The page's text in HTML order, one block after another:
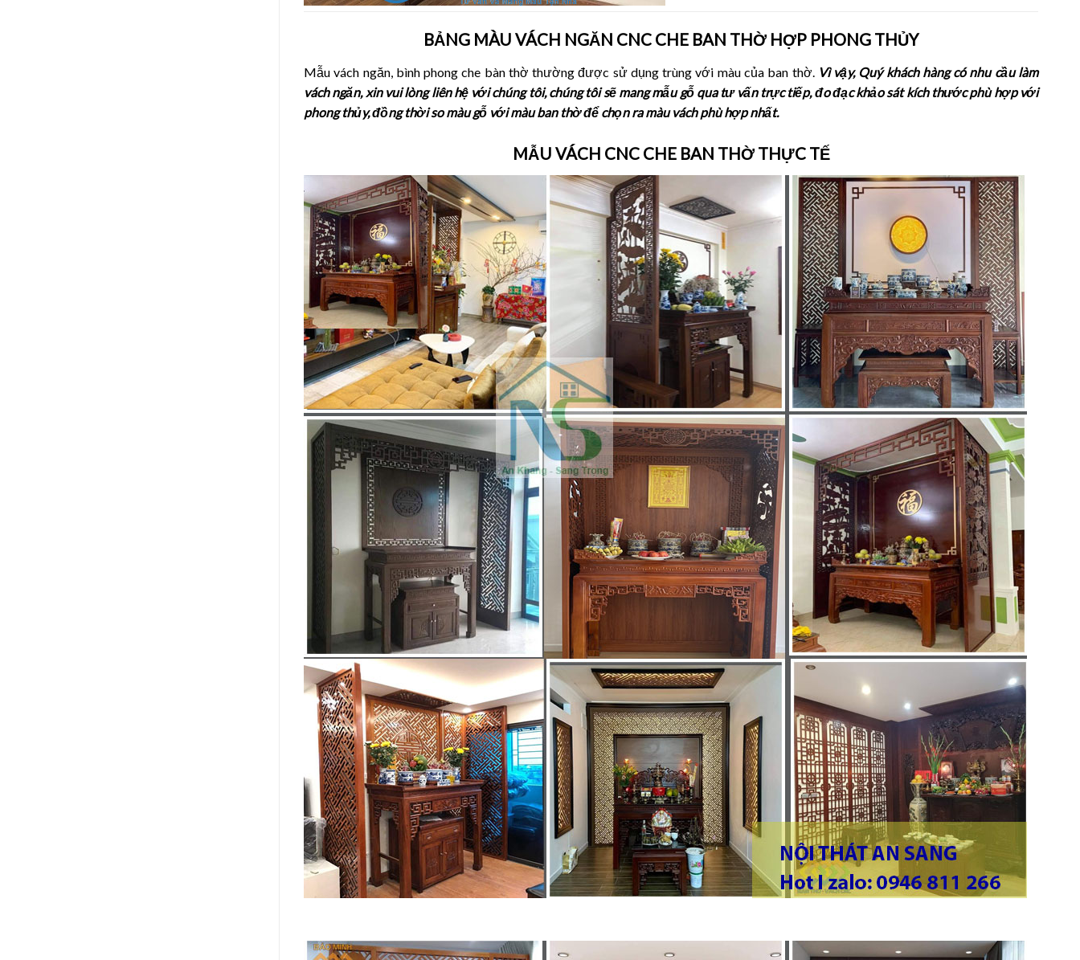
BẢNG MÀU VÁCH NGĂN CNC CHE BAN THỜ HỢP PHONG THỦY
Mẫu vách ngăn, bình phong che bàn thờ thường được sử dụng trùng với màu của ban thờ. Vì vậy, Quý khách hàng có nhu cầu làm
vách ngăn, xin vui lòng liên hệ với chúng tôi, chúng tôi sẽ mang mẫu gỗ qua tư vấn trực tiếp, đo đạc khảo sát kích thước phù hợp với
phong thủy, đồng thời so màu gỗ với màu ban thờ để chọn ra màu vách phù hợp nhất.
MẪU VÁCH CNC CHE BAN THỜ THỰC TẾ